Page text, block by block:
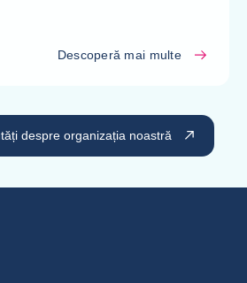
despre organizația noastră
Descoperă mai multe